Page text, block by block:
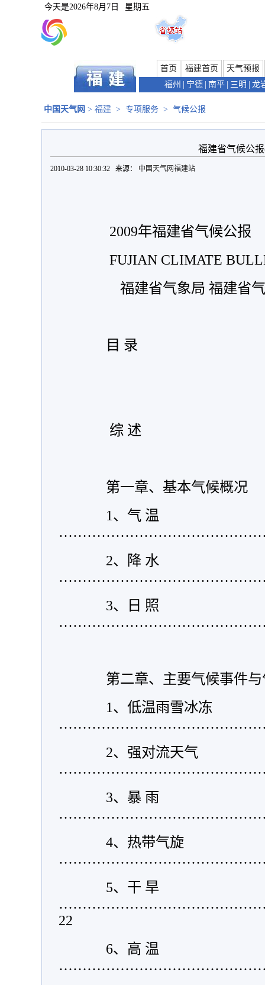
今天是2026年8月7日 星期五
首页 福建首页
天气预报
福州
宁德 南平 三明 龙
中国天气网 > 福建 > 专项服务 > 气候公报
福建省气候公
2010-03-28 10:30:32 来源： 中国天气网福建站
2009年福建省气候公报
FUJIAN CLIMATE
福建省气象局 福建省
目 录
综 述
第一章、基本气候概况
1、 气 温
2、
降 水
3、
日 照
第二章、主要气候事件
1、低温雨雪冰冻
2、 强对流天气
3、暴 雨
4、 热带气旋
5、干 旱
22
6、高 温